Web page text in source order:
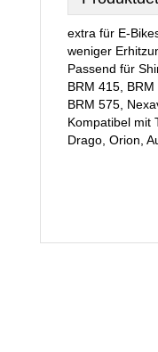
extra für E-
weniger
Passend für
BRM 415,
BRM 575,
Kompatibel mit
Drago, Orion,